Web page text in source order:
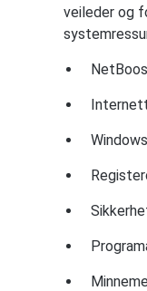
veileder og